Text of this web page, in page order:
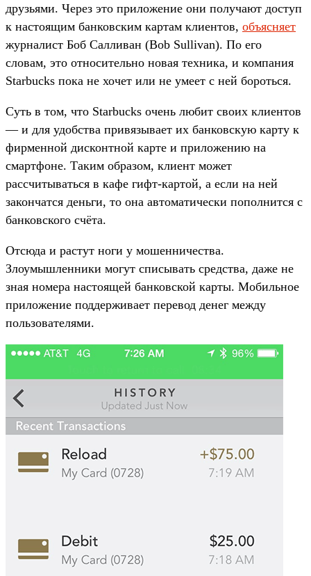
друзьями. Через это приложение они получают доступ
к настоящим банковским картам клиентов, объясняет
журналист Боб Салливан (Bob Sullivan). По его
словам, это относительно новая техника, и компания
Starbucks пока не хочет или не умеет с ней бороться.
Суть в том, что Starbucks очень любит своих клиентов
— и для удобства привязывает их банковскую карту к
фирменной дисконтной карте и приложению на
смартфоне. Таким образом, клиент может
рассчитываться в кафе гифт-картой, а если на ней
закончатся деньги, то она автоматически пополнится с
банковского счёта.
Отсюда и растут ноги у мошенничества.
Злоумышленники могут списывать средства, даже не
зная номера настоящей банковской карты. Мобильное
приложение поддерживает перевод денег между
пользователями.